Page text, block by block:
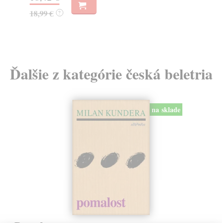
18,99 € ?
Ďalšie z kategórie česká beletria
na sklade